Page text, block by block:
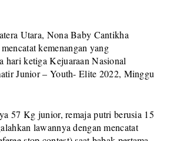
Utara, Nona Baby Cantikha
kemenangan yang
hari ketiga Kejuaraan Nasional
Junior – Youth- Elite 2022, Minggu
57 Kg junior, remaja putri berusia 15
lawannya dengan mencatat